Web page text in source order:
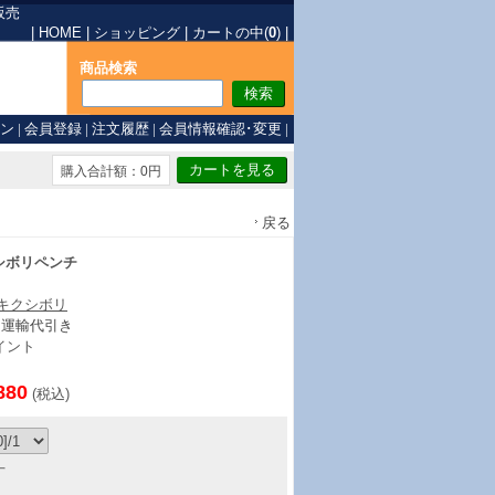
売
HOME ショッピング カートの中(0)
商品検索
| 会員登録 | 注文履歴 | 会員情報確認･変更 |
購入合計額：0円
戻る
ボリペンチ
クシボリ
輸代引き
ント
(税込)